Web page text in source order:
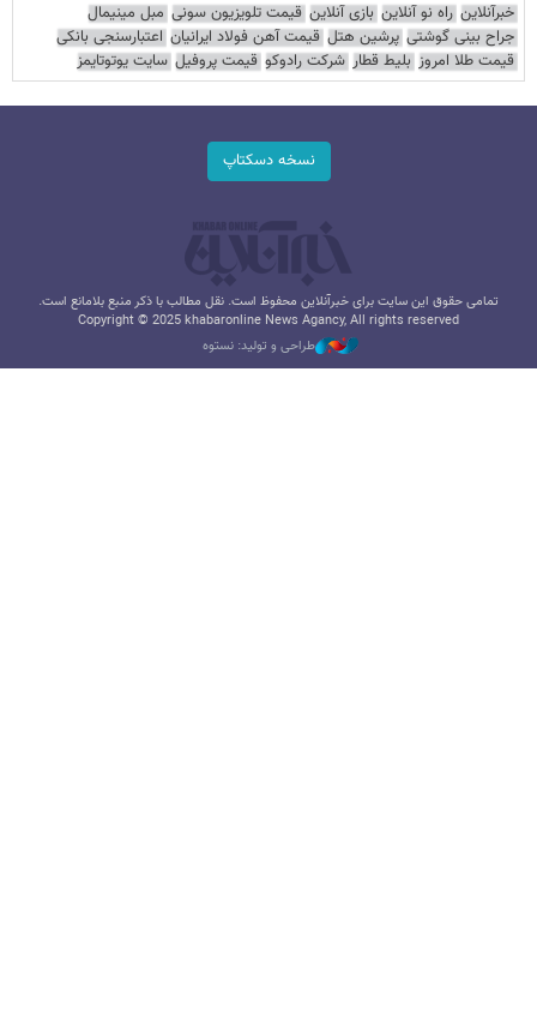
خبرآنلاین راه نو آنلاین بازی آنلاین قیمت تلویزیون سونی مبل مینیمال
جراح بینی گوشتی پرشین هتل قیمت آهن فولاد ایرانیان اعتبارسنجی بانکی
قیمت طلا امروز بلیط قطار شرکت رادوکو قیمت پروفیل سایت یوتوتایمز
نسخه دسکتاپ
تمامی حقوق این سایت برای خبرآنلاین محفوظ است. نقل مطالب با ذکر منبع بلامانع است.
Copyright © 2025 khabaronline News Agancy, All rights reserved
طراحی و تولید: نستوه